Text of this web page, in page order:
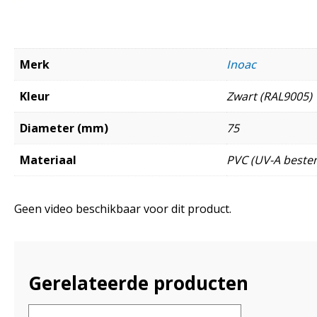
Merk Inoac
Kleur Zwart (RAL9005)
Diameter (mm) 75
Materiaal PVC (UV-A
Geen video beschikbaar voor dit product.
Gerelateerde producten